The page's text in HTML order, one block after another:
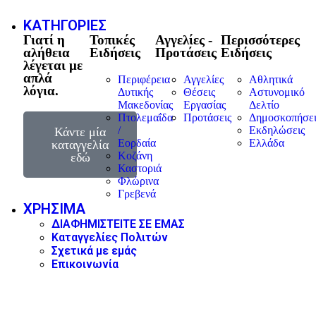
ΚΑΤΗΓΟΡΙΕΣ
Γιατί η
αλήθεια
λέγεται με
απλά
λόγια.
Κάντε μία
καταγγελία
εδώ
Τοπικές
Ειδήσεις
Περιφέρεια
Δυτικής
Μακεδονίας
Πτολεμαΐδα
/
Εορδαία
Κοζάνη
Καστοριά
Φλώρινα
Γρεβενά
Αγγελίες -
Προτάσεις
Αγγελίες
Θέσεις
Εργασίας
Προτάσεις
Περισσότερες
Ειδήσεις
Αθλητικά
Αστυνομικό
Δελτίο
Εκδηλώσεις
Ελλάδα
ΧΡΗΣΙΜΑ
ΔΙΑΦΗΜΙΣΤΕΙΤΕ ΣΕ ΕΜΑΣ
Καταγγελίες Πολιτών
Σχετικά με εμάς
Επικοινωνία